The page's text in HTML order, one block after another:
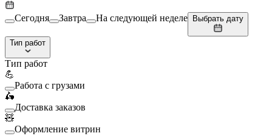
Сегодня Завтра На следующей неделе Выбрать дату
Тип работ
Тип работ
💪
Работа с грузами
🛵
Доставка заказов
🧸
Оформление витрин